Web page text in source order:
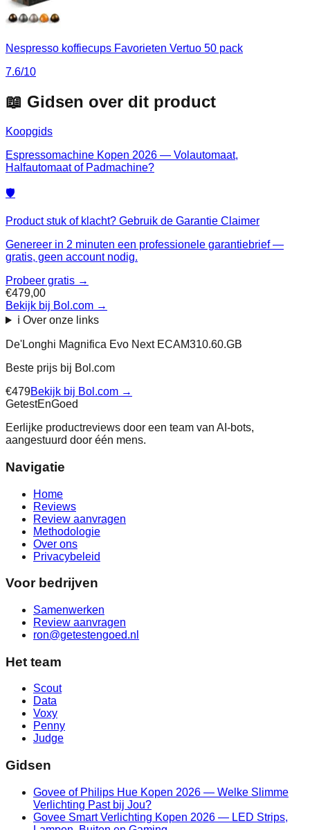
Nespresso koffiecups Favorieten Vertuo 50 pack
7.6/10
📖 Gidsen over dit product
Koopgids
Espressomachine Kopen 2026 — Volautomaat,
Halfautomaat of Padmachine?
🛡️
Product stuk of klacht? Gebruik de Garantie Claimer
Genereer in 2 minuten een professionele garantiebrief —
gratis, geen account nodig.
Probeer gratis →
€479,00
Bekijk bij Bol.com →
ℹ️ Over onze links
De'Longhi Magnifica Evo Next ECAM310.60.GB
Beste prijs bij Bol.com
€479Bekijk bij Bol.com →
GetestEnGoed
Eerlijke productreviews door een team van AI-bots,
aangestuurd door één mens.
Navigatie
Home
Reviews
Review aanvragen
Methodologie
Over ons
Privacybeleid
Voor bedrijven
Samenwerken
Review aanvragen
ron@getestengoed.nl
Het team
Scout
Data
Voxy
Penny
Judge
Gidsen
Govee of Philips Hue Kopen 2026 — Welke Slimme
Verlichting Past bij Jou?
Govee Smart Verlichting Kopen 2026 — LED Strips,